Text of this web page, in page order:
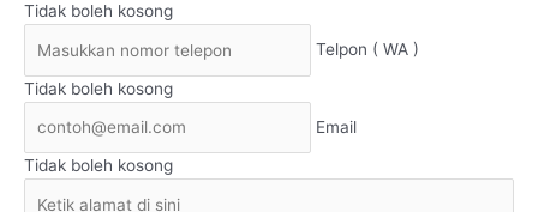
Tidak boleh kosong
Telpon ( WA )
Tidak boleh kosong
Email
Tidak boleh kosong